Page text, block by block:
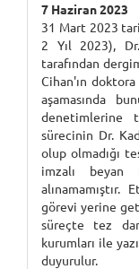
7 Haziran 2023
31 Mart 2023
2 Yıl 2023),
tarafından
Cihan'ın
aşamasında
denetimlerine
sürecinin Dr.
olup olmadığı
imzalı beyan
görevi yerine
süreçte tez
kurumları ile
duyurulur.